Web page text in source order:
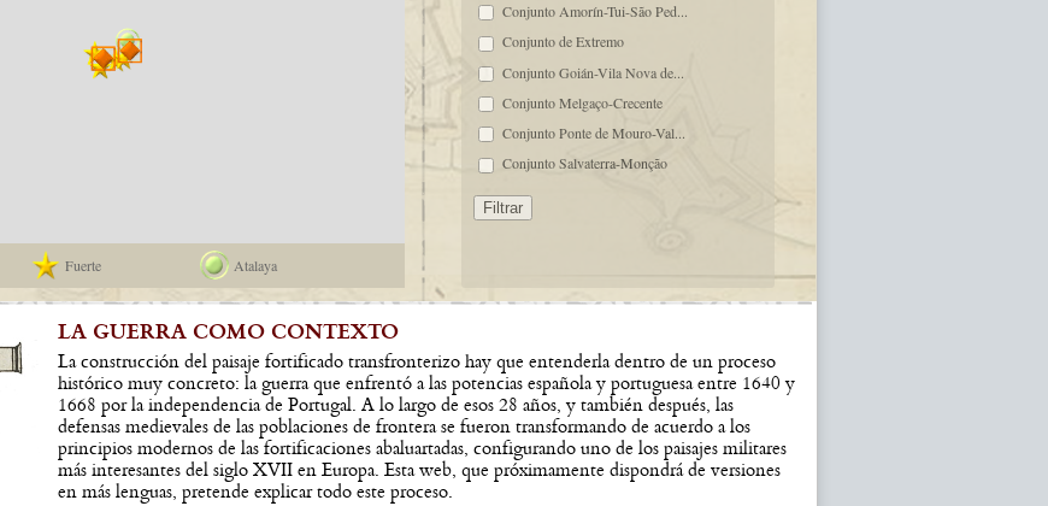
Fuerte Atalaya
Conjunto Amorín-Tui-São Ped...
Conjunto de Extremo
Conjunto Goián-Vila Nova de...
Conjunto Melgaço-Crecente
Conjunto Ponte de Mouro-Val...
Conjunto Salvaterra-Monção
LA GUERRA COMO CONTEXTO
La construcción del paisaje fortificado transfronterizo hay que entenderla dentro de un proceso
histórico muy concreto: la guerra que enfrentó a las potencias española y portuguesa entre 1640 y
1668 por la independencia de Portugal. A lo largo de esos 28 años, y también después, las
defensas medievales de las poblaciones de frontera se fueron transformando de acuerdo a los
principios modernos de las fortificaciones abaluartadas, configurando uno de los paisajes militares
más interesantes del siglo XVII en Europa. Esta web, que próximamente dispondrá de versiones
en más lenguas, pretende explicar todo este proceso.